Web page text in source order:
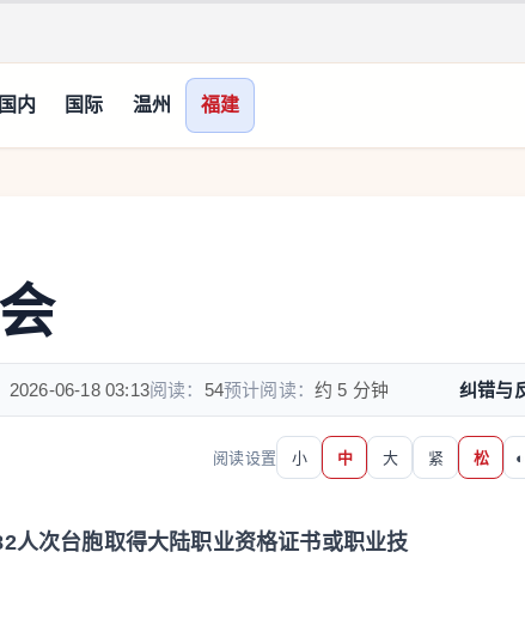
国内 国际 温州 福建
2026-06-18 03:13阅读： 54预计阅读：约 5 分钟 纠错与
阅读设置 小 中 大 紧 松 ◐
人次台胞取得大陆职业资格证书或职业技